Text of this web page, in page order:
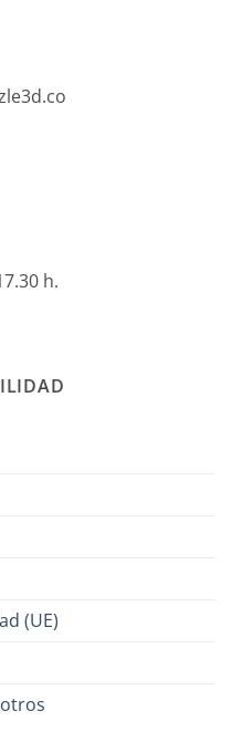
h.
(UE)